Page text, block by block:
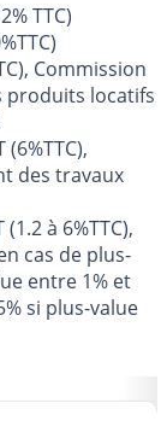
TTC)
Commission
produits locatifs
des travaux
à 6%TTC),
cas de plus-
entre 1% et
si plus-value